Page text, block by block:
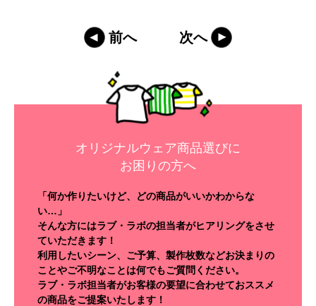
前へ 次へ
オリジナルウェア商品選びに
お困りの方へ
「何か作りたいけど、どの商品がいいかわからな
い…」
そんな方にはラブ・ラボの担当者がヒアリングをさせ
ていただきます！
利用したいシーン、ご予算、製作枚数などお決まりの
ことやご不明なことは何でもご質問ください。
ラブ・ラボ担当者がお客様の要望に合わせておススメ
の商品をご提案いたします！